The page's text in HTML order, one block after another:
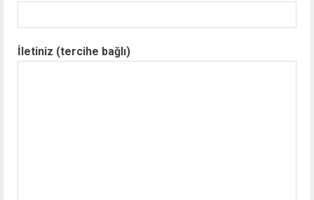
İletiniz (tercihe bağlı)